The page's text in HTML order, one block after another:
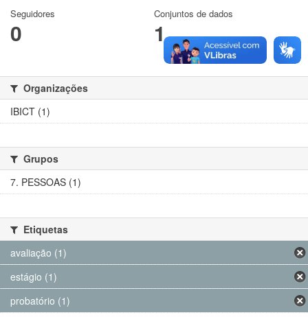
Seguidores
0
Conjuntos de dados
1
Organizações
IBICT (1)
Grupos
7. PESSOAS (1)
Etiquetas
avaliação (1)
estágio (1)
probatório (1)